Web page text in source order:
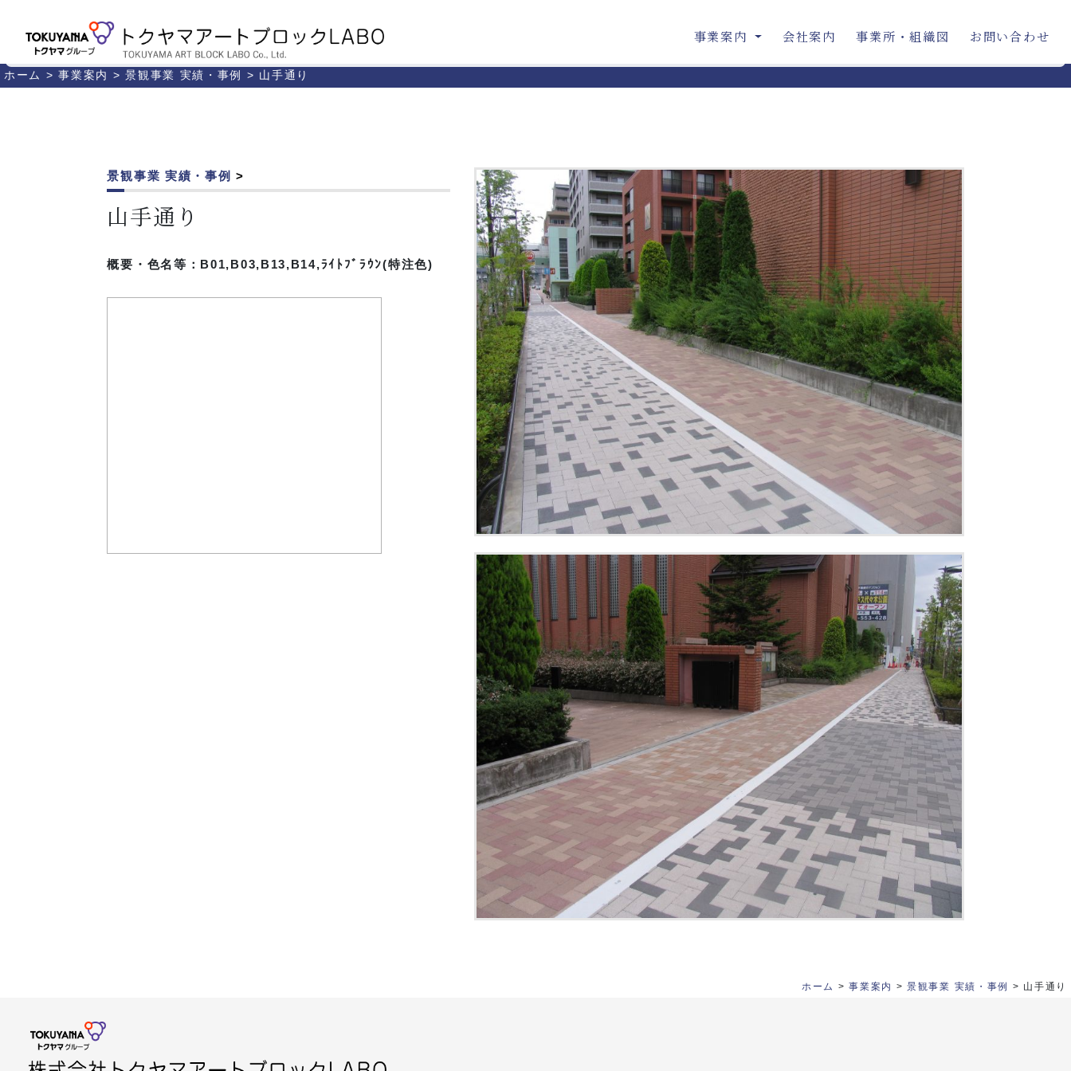
事業案内 会社案内 事業所・組織図 お問い合わせ
ホーム >事業案内 >景観事業 実績・事例 > 山手通り
景観事業 実績・事例 >
山手通り
概要・色名等：B01,B03,B13,B14,ﾗｲﾄﾌﾞﾗｳﾝ(特注色)
ホーム >事業案内 >景観事業 実績・事例 > 山手通り